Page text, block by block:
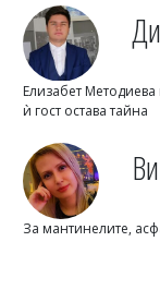
Елизабет
ѝ гост остава тайна
За мантинелите,